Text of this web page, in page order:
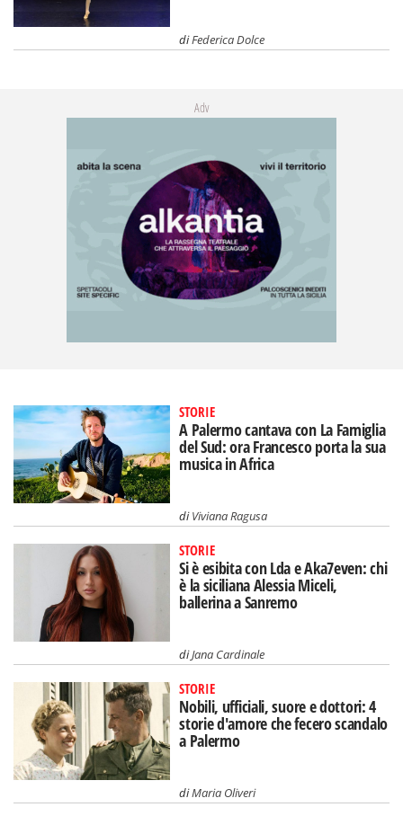
diFederica Dolce
Adv
STORIE
A Palermo cantava con La Famiglia
del Sud: ora Francesco porta la sua
musica in Africa
diViviana Ragusa
STORIE
Si è esibita con Lda e Aka7even: chi
è la siciliana Alessia Miceli,
ballerina a Sanremo
diJana Cardinale
STORIE
Nobili, ufficiali, suore e dottori: 4
storie d'amore che fecero scandalo
a Palermo
diMaria Oliveri